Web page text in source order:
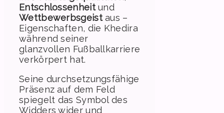
Entschlossenheitund
Wettbewerbsgeistaus –
Eigenschaften, die Khedira
während seiner
glanzvollen Fußballkarriere
verkörpert hat.
Seine durchsetzungsfähige
Präsenz auf dem Feld
spiegelt das Symbol des
Widders wider und